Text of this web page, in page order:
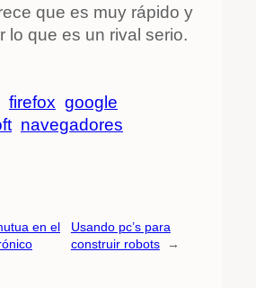
que es muy rápido y
lo que es un rival serio.
firefox google
navegadores
en el
Usando pc’s para
construir robots
→